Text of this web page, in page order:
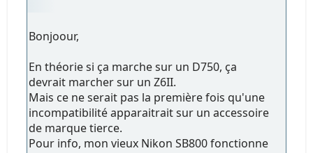
Bonjoour,
En théorie si ça marche sur un D750, ça
devrait marcher sur un Z6II.
Mais ce ne serait pas la première fois qu'une
incompatibilité apparaitrait sur un accessoire
de marque tierce.
Pour info, mon vieux Nikon SB800 fonctionne